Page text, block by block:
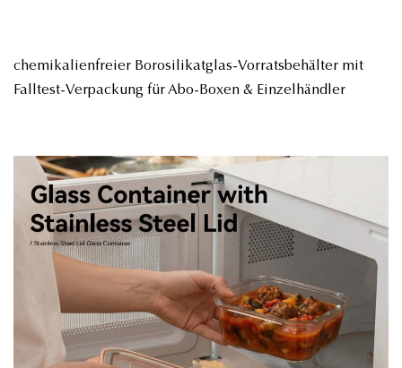
chemikalienfreier Borosilikatglas-Vorratsbehälter mit
Falltest-Verpackung für Abo-Boxen & Einzelhändler